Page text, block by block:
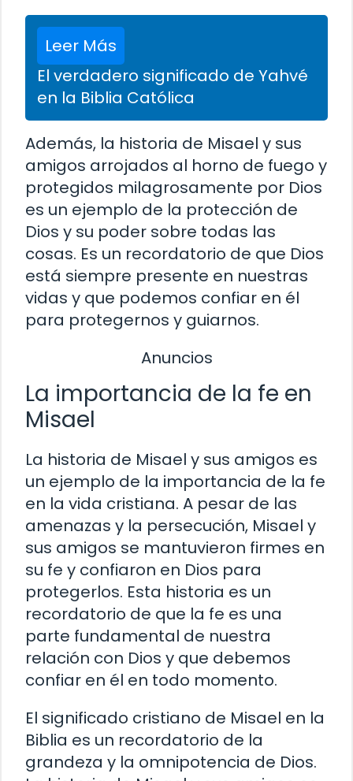
Leer Más
El verdadero significado de Yahvé
en la Biblia Católica
Además, la historia de Misael y sus
amigos arrojados al horno de fuego y
protegidos milagrosamente por Dios
es un ejemplo de la protección de
Dios y su poder sobre todas las
cosas. Es un recordatorio de que Dios
está siempre presente en nuestras
vidas y que podemos confiar en él
para protegernos y guiarnos.
Anuncios
La importancia de la fe en
Misael
La historia de Misael y sus amigos es
un ejemplo de la importancia de la fe
en la vida cristiana. A pesar de las
amenazas y la persecución, Misael y
sus amigos se mantuvieron firmes en
su fe y confiaron en Dios para
protegerlos. Esta historia es un
recordatorio de que la fe es una
parte fundamental de nuestra
relación con Dios y que debemos
confiar en él en todo momento.
El significado cristiano de Misael en la
Biblia es un recordatorio de la
grandeza y la omnipotencia de Dios.